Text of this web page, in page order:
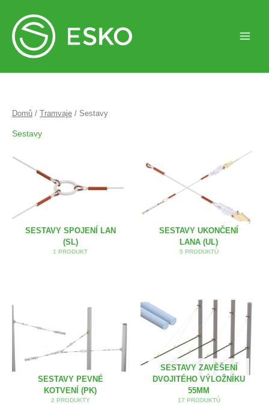
Domů / Tramvaje / Sestavy
Sestavy
SESTAVY SPOJENÍ LAN
(SL)
1 PRODUKT
SESTAVY UKONČENÍ
LANA (UL)
5 PRODUKTŮ
SESTAVY PEVNÉ
KOTVENÍ (PK)
2 PRODUKTY
SESTAVY ZAVĚŠENÍ
DVOJITÉHO VÝLOŽNÍKU
55MM
17 PRODUKTŮ